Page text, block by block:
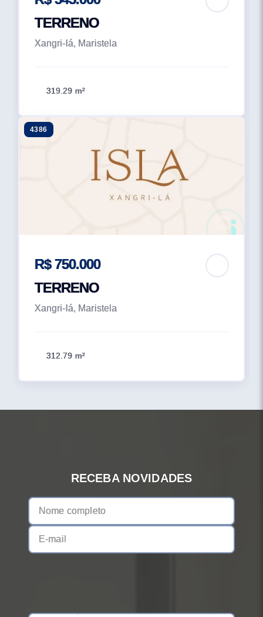
TERRENO
Xangri-lá, Maristela
319.29 m²
4386
R$ 750.000
TERRENO
Xangri-lá, Maristela
312.79 m²
RECEBA NOVIDADES